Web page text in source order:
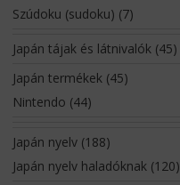
Szúdoku (sudoku) (7)
Japán tájak és látnivalók(45)
Japán termékek(45)
Nintendo (44)
Japán nyelv(188)
Japán nyelv haladóknak(120)